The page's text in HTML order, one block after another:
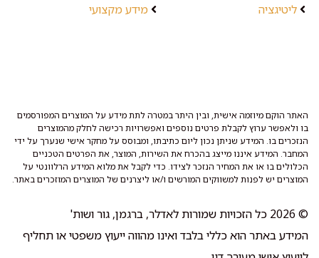
ליטיגציה
מידע מקצועי
האתר הוקם מיוזמה אישית, ובין היתר במטרה לתת מידע על המוצרים המפורסמים
בו ולאפשר ערוץ לקבלת פרטים נוספים ואפשרויות רכישה לחלק מהמוצרים
הנזכרים בו. המידע שניתן נכון ליום כתיבתו, ומבוסס על מחקר אישי שנערך על ידי
המחבר. המידע איננו מייצג בהכרח את השירות, המוצר, את הפרטים הטכניים
הכלולים בו או את המחיר הנזכר לצידו. כדי לקבל את מלוא המידע הרלוונטי על
המוצרים יש לפנות למשווקים המורשים ו/או ליצרנים של המוצרים המוזכרים באתר.
© 2026 כל הזכויות שמורות לאדלר, ברגמן, גור ושות'
המידע באתר הוא כללי בלבד ואינו מהווה ייעוץ משפטי או תחליף